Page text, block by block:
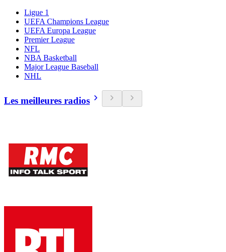
Ligue 1
UEFA Champions League
UEFA Europa League
Premier League
NFL
NBA Basketball
Major League Baseball
NHL
Les meilleures radios